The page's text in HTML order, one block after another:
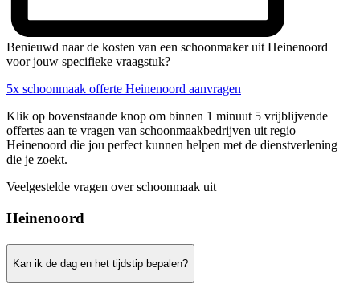
Benieuwd naar de kosten van een schoonmaker uit Heinenoord
voor jouw specifieke vraagstuk?
5x schoonmaak offerte Heinenoord aanvragen
Klik op bovenstaande knop om binnen 1 minuut 5 vrijblijvende
offertes aan te vragen van schoonmaakbedrijven uit regio
Heinenoord die jou perfect kunnen helpen met de dienstverlening
die je zoekt.
Veelgestelde vragen over schoonmaak uit
Heinenoord
Kan ik de dag en het tijdstip bepalen?